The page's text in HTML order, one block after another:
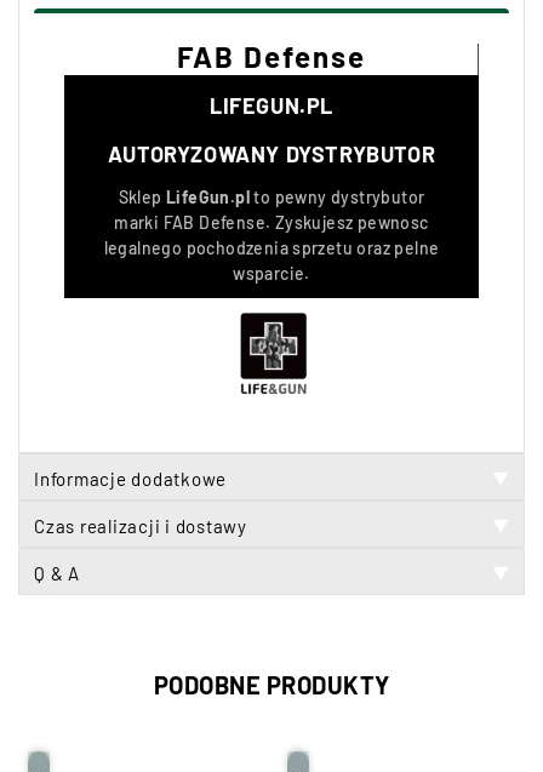
FAB Defense
LIFEGUN.PL
AUTORYZOWANY DYSTRYBUTOR
Sklep LifeGun.plto pewny dystrybutor
marki FAB Defense. Zyskujesz pewnosc
legalnego pochodzenia sprzetu oraz pelne
wsparcie.
Informacje dodatkowe
Czas realizacji i dostawy
Q & A
PODOBNE PRODUKTY